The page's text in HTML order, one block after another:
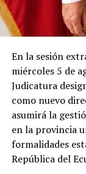
Allí, en medio
inició la
Las primeras
quietud.
Después
Porque cuando
en una sola
ritual religioso
supervivencia.
En la sesión
miércoles 5 de
Judicatura
como nuevo
asumirá la
en la provincia
formalidades
República del